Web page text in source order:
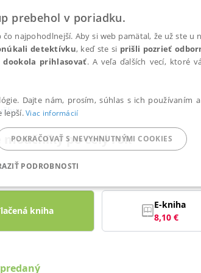
moučníky po celý rok
kniha
E-kniha
8,10 €
prebehol v poriadku.
najpohodlnejší. Aby si web pamätal, že už ste u
detektívku, keď ste si prišli pozrieť
prihlasovať. A veľa ďalších vecí, ktoré
Dajte nám, prosím, súhlas s ich používaním
lepší.Viac informácií
POKRAČOVAŤ S NEVYHNUTNÝMI COOKIES
PODROBNOSTI
FUNKČNÉ
a správa účtu. Bez nevyhnutných súborov cookie nie je